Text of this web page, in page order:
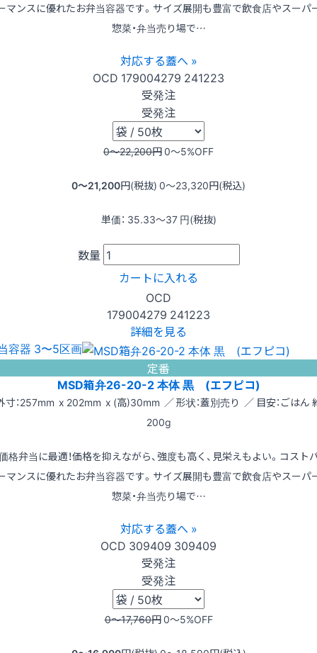
マンスに優れたお弁当容器です。サイズ展開も豊富で飲食店やスーパ
惣菜・弁当売り場で…
対応する蓋へ »
OCD 179004279 241223
受発注
受発注
0〜22,200円0〜5%OFF
0〜21,200円(税抜) 0〜23,320円(税込)
単価： 35.33〜37 円(税抜)
数量
カートに入れる
OCD
179004279 241223
詳細を見る
容器 3〜5区画
定番
MSD箱弁26-20-2 本体 黒 (エフピコ)
寸：257mm x 202mm x (高)30mm ／ 形状：蓋別売り ／ 目安：ごはん
200g
格弁当に最適！価格を抑えながら、強度も高く、見栄えもよい。コスト
マンスに優れたお弁当容器です。サイズ展開も豊富で飲食店やスーパ
惣菜・弁当売り場で…
対応する蓋へ »
OCD 309409 309409
受発注
受発注
0〜17,760円0〜5%OFF